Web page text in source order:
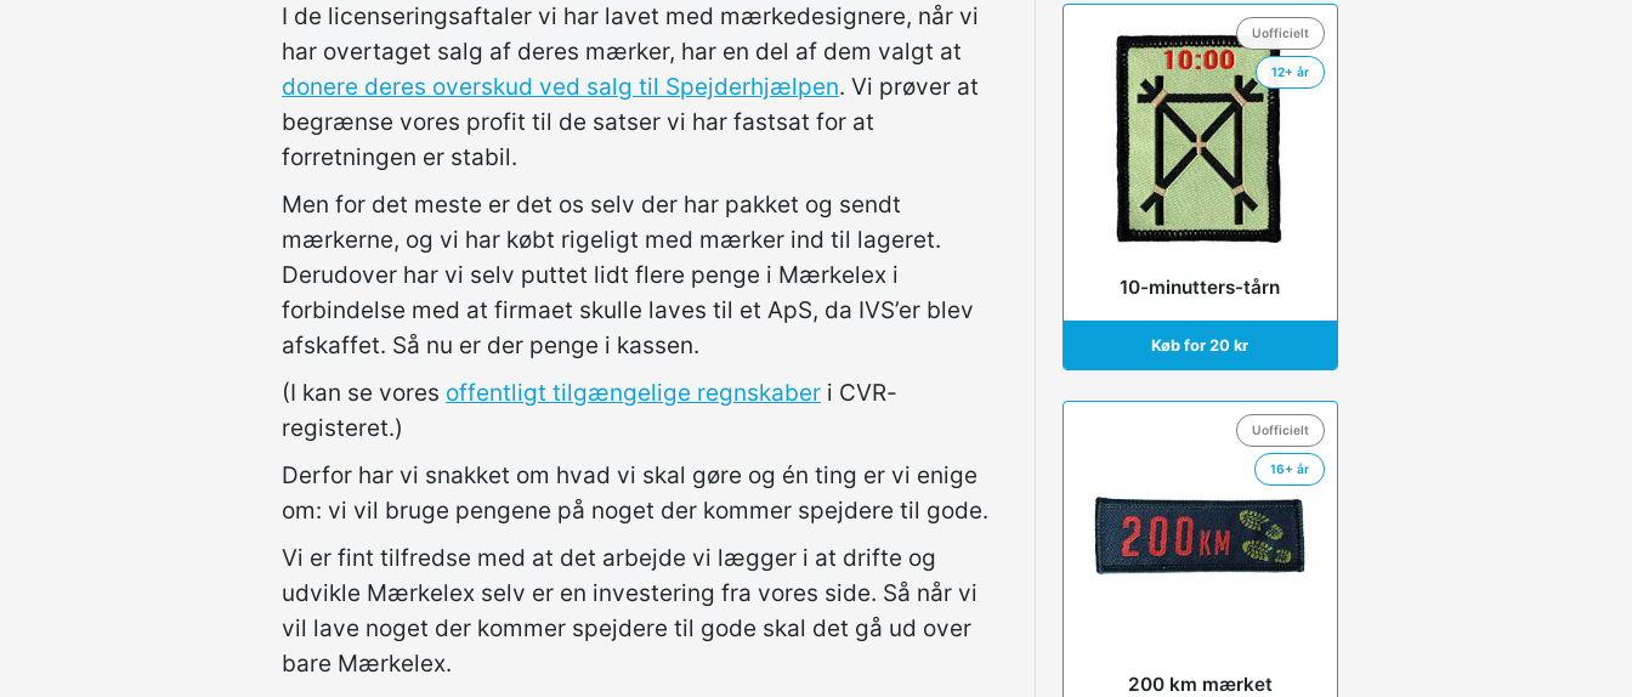
I de licenseringsaftaler vi har lavet med mærkedesignere, når vi
har overtaget salg af deres mærker, har en del af dem valgt at
donere deres overskud ved salg til Spejderhjælpen. Vi prøver at
begrænse vores profit til de satser vi har fastsat for at
forretningen er stabil.
Men for det meste er det os selv der har pakket og sendt
mærkerne, og vi har købt rigeligt med mærker ind til lageret.
Derudover har vi selv puttet lidt flere penge i Mærkelex i
forbindelse med at firmaet skulle laves til et ApS, da IVS’er blev
afskaffet. Så nu er der penge i kassen.
(I kan se vores offentligt tilgængelige regnskaber i CVR-
registeret.)
Derfor har vi snakket om hvad vi skal gøre og én ting er vi enige
om: vi vil bruge pengene på noget der kommer spejdere til gode.
Vi er fint tilfredse med at det arbejde vi lægger i at drifte og
udvikle Mærkelex selv er en investering fra vores side. Så når vi
vil lave noget der kommer spejdere til gode skal det gå ud over
bare Mærkelex.
Uofficielt
12+ år
10-minutters-tårn
Køb for 20 kr
Uofficielt
16+ år
200 km mærket